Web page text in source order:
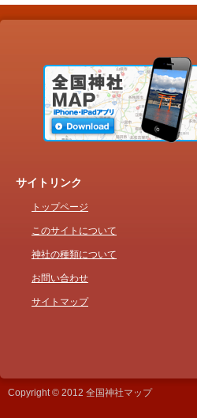
サイトリンク
トップページ
このサイトについて
神社の種類について
お問い合わせ
サイトマップ
Copyright © 2012 全国神社マップ